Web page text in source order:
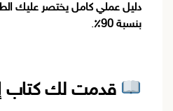
دليل عملي كامل يختصر عليك
بنسبة 90٪
.
قدمت لك كتاب